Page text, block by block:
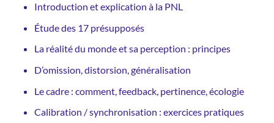
Introduction et explication à la PNL
Étude des 17 présupposés
La réalité du monde et sa perception : principes
D’omission, distorsion, généralisation
Le cadre : comment, feedback, pertinence, écologie
Calibration / synchronisation : exercices pratiques